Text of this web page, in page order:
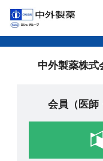
中外製薬株
会員（医師